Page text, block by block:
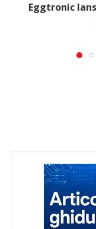
Eggtronic